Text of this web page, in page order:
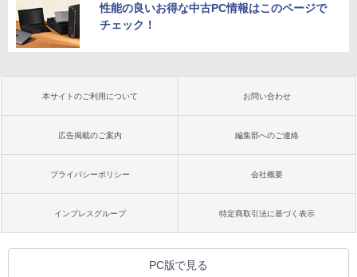
性能の良いお得な中古PC情報はこのページで
チェック！
本サイトのご利用について お問い合わせ
広告掲載のご案内 編集部へのご連絡
プライバシーポリシー 会社概要
インプレスグループ 特定商取引法に基づく表示
PC版で見る